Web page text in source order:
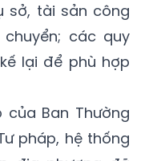
sở, tài sản công
các quy
lại để phù hợp
Ban Thường
pháp, hệ thống